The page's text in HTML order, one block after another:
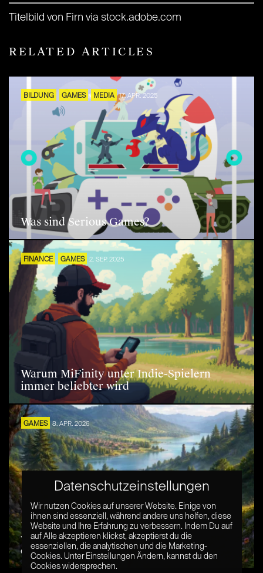
Titelbild von Firn via stock.adobe.com
RELATED ARTICLES
BILDUNG GAMES MEDIA 17. APR. 2025
Was sind Serious Games?
FINANCE GAMES 2. SEP. 2025
Warum MiFinity unter Indie-Spielern
immer beliebter wird
GAMES 8. APR. 2026
Warum wir manchmal lieber in einer
virtuellen Welt herumstreifen, als sie
durchzuspielen
Datenschutzeinstellungen
Wir nutzen Cookies auf unserer Website. Einige von
ihnen sind essenziell, während andere uns helfen, diese
Website und Ihre Erfahrung zu verbessern. Indem Du auf
auf Alle akzeptieren klickst, akzeptierst du die
essenziellen, die analytischen und die Marketing-
Cookies. Unter Einstellungen Ändern, kannst du den
Cookies widersprechen.